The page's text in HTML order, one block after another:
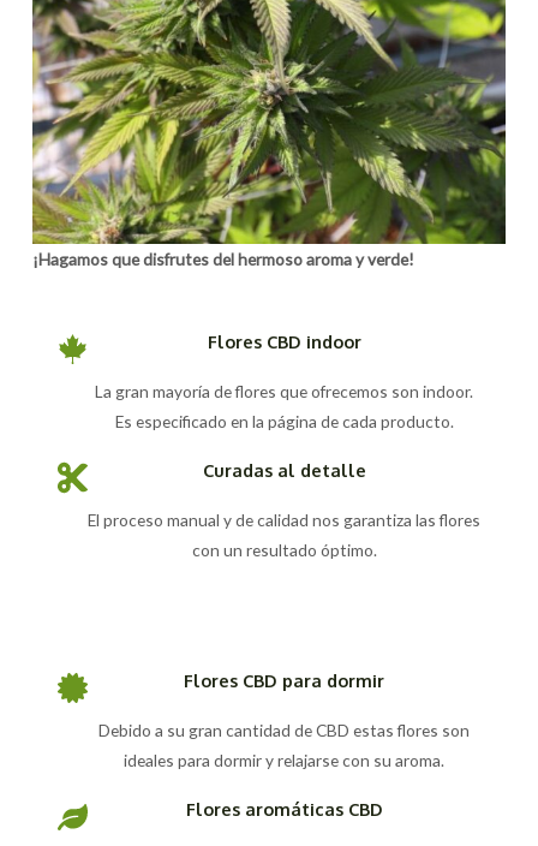
¡Hagamos que disfrutes del hermoso aroma y verde!
Flores CBD indoor
La gran mayoría de flores que ofrecemos son indoor.
Es especificado en la página de cada producto.
Curadas al detalle
El proceso manual y de calidad nos garantiza las flores
con un resultado óptimo.
Flores CBD para dormir
Debido a su gran cantidad de CBD estas flores son
ideales para dormir y relajarse con su aroma.
Flores aromáticas CBD